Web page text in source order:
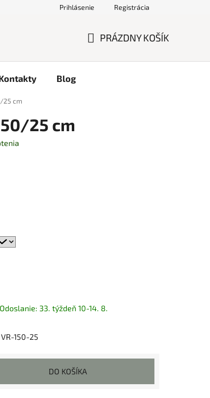
Prihlásenie Registrácia
PRÁZDNY KOŠÍK
Blog
25 cm
25 cm
Odoslanie: 33. týždeň 10-14. 8.
VR-150-25
DO KOŠÍKA